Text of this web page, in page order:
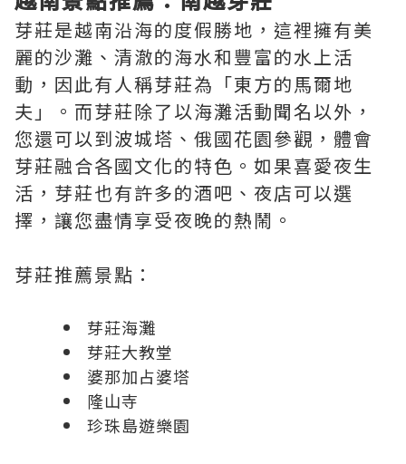
芽莊是越南沿海的度假勝地，這裡擁有美
麗的沙灘、清澈的海水和豐富的水上活
動，因此有人稱芽莊為「東方的馬爾地
夫」。而芽莊除了以海灘活動聞名以外，
您還可以到波城塔、俄國花園參觀，體會
芽莊融合各國文化的特色。如果喜愛夜生
活，芽莊也有許多的酒吧、夜店可以選
擇，讓您盡情享受夜晚的熱鬧。
芽莊推薦景點：
芽莊海灘
芽莊大教堂
婆那加占婆塔
隆山寺
珍珠島遊樂園